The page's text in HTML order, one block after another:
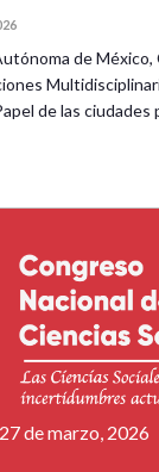
de México,
de las ciudades
de marzo, 2026